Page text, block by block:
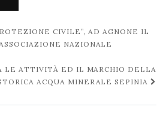
CIVILE”, AD AGNONE IL
NAZIONALE
LE ATTIVITÀ ED IL MARCHIO DELLA
ACQUA MINERALE SEPINIA